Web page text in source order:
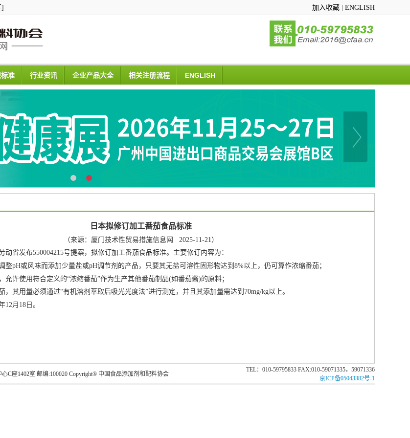
] 加入收藏 ENGLISH
准 行业资讯 企业产品大全 相关注册流程 ENGLISH
日本拟修订加工番茄食品标准
（来源：厦门技术性贸易措施信息网 2025-11-21 ）
动省发布550004215号提案，拟修订加工番茄食品标准。主要修订内容为：
整pH或风味而添加少量盐或pH调节剂的产品，只要其无盐可溶性固形物达到 8%以上，仍可算作浓缩番茄；
允许使用符合定义的“浓缩番茄”作为生产其他番茄制品(如番茄酱)的原料；
，其用量必须通过“有机溶剂萃取后吸光光度法”进行测定，并且其添加量需达到 70mg/kg以上。
12 月 18 日。
C座1402室 邮编:100020 Copyright® 中国食品添加剂和配料协会
TEL：010-59795833 FAX:010-59071335，59071336
京ICP备05043382号-1